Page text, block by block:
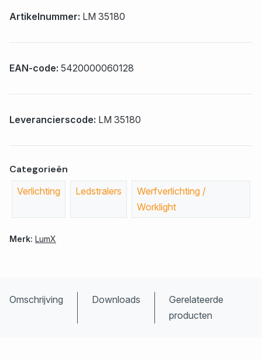
Artikelnummer: LM 35180
EAN-code: 5420000060128
Leverancierscode: LM 35180
Categorieën
Verlichting Ledstralers
Werfverlichting /
Worklight
Merk: LumX
Omschrijving Downloads
Gerelateerde
producten